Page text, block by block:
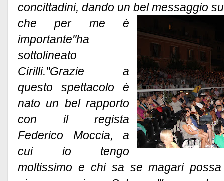
concittadini, dando un bel messaggio
che per me è
importante"ha
sottolineato
Cirilli."Grazie a
questo spettacolo è
nato un bel rapporto
con il regista
Federico Moccia, a
cui io tengo
moltissimo e chi sa se magari